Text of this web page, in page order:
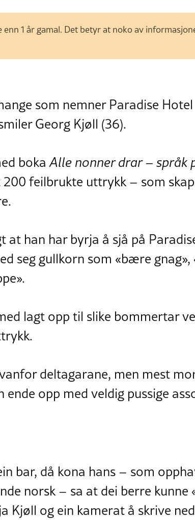
1 år gamal. Det betyr at noko av
som nemner Paradise
Georg Kjøll (36).
bokaAlle nonner drar – språk
200 feilbrukte uttrykk – som
at han har byrja å sjå på
seg gullkorn som «bære gnag»,
lagt opp til slike bommertar
deltagarane, men mest
opp med veldig pussige
bar, då kona hans – som
norsk – sa at dei berre kunne
Kjøll og ein kamerat å skrive